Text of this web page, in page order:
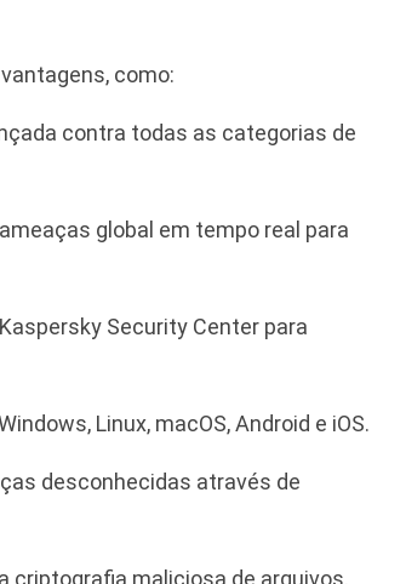
como:
contra todas as categorias de
global em tempo real para
Security Center para
Linux, macOS, Android e iOS.
desconhecidas através de
criptografia maliciosa de arquivos.